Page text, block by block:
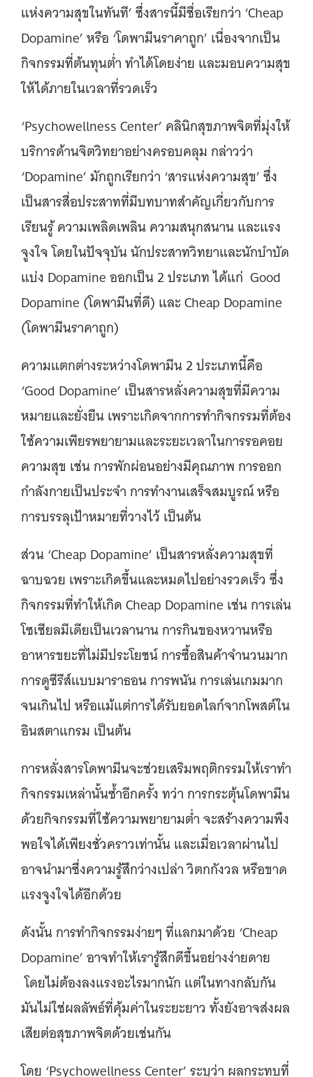
แห่งความสุขในทันที’ ซึ่งสารนี้มีชื่อเรียกว่า ‘Cheap
Dopamine’ หรือ ‘โดพามีนราคาถูก’ เนื่องจากเป็น
กิจกรรมที่ต้นทุนต่ำ ทำได้โดยง่าย และมอบความสุข
ให้ได้ภายในเวลาที่รวดเร็ว
‘Psychowellness Center’ คลินิกสุขภาพจิตที่มุ่งให้
บริการด้านจิตวิทยาอย่างครอบคลุม กล่าวว่า
‘Dopamine’ มักถูกเรียกว่า ‘สารแห่งความสุข’ ซึ่ง
เป็นสารสื่อประสาทที่มีบทบาทสำคัญเกี่ยวกับการ
เรียนรู้ ความเพลิดเพลิน ความสนุกสนาน และแรง
จูงใจ โดยในปัจจุบัน นักประสาทวิทยาและนักบำบัด
แบ่ง Dopamine ออกเป็น 2 ประเภท ได้แก่ Good
Dopamine (โดพามีนที่ดี) และ Cheap Dopamine
(โดพามีนราคาถูก)
ความแตกต่างระหว่างโดพามีน 2 ประเภทนี้คือ
‘Good Dopamine’ เป็นสารหลั่งความสุขที่มีความ
หมายและยั่งยืน เพราะเกิดจากการทำกิจกรรมที่ต้อง
ใช้ความเพียรพยายามและระยะเวลาในการรอคอย
ความสุข เช่น การพักผ่อนอย่างมีคุณภาพ การออก
กำลังกายเป็นประจำ การทำงานเสร็จสมบูรณ์ หรือ
การบรรลุเป้าหมายที่วางไว้ เป็นต้น
ส่วน ‘Cheap Dopamine’ เป็นสารหลั่งความสุขที่
ฉาบฉวย เพราะเกิดขึ้นและหมดไปอย่างรวดเร็ว ซึ่ง
กิจกรรมที่ทำให้เกิด Cheap Dopamine เช่น การเล่น
โซเชียลมีเดียเป็นเวลานาน การกินของหวานหรือ
อาหารขยะที่ไม่มีประโยชน์ การซื้อสินค้าจำนวนมาก
การดูซีรีส์แบบมาราธอน การพนัน การเล่นเกมมาก
จนเกินไป หรือแม้แต่การได้รับยอดไลก์จากโพสต์ใน
อินสตาแกรม เป็นต้น
การหลั่งสารโดพามีนจะช่วยเสริมพฤติกรรมให้เราทำ
กิจกรรมเหล่านั้นซ้ำอีกครั้ง ทว่า การกระตุ้นโดพามีน
ด้วยกิจกรรมที่ใช้ความพยายามต่ำ จะสร้างความพึง
พอใจได้เพียงชั่วคราวเท่านั้น และเมื่อเวลาผ่านไป
อาจนำมาซึ่งความรู้สึกว่างเปล่า วิตกกังวล หรือขาด
แรงจูงใจได้อีกด้วย
ดังนั้น การทำกิจกรรมง่ายๆ ที่แลกมาด้วย ‘Cheap
Dopamine’ อาจทำให้เรารู้สึกดีขึ้นอย่างง่ายดาย
โดยไม่ต้องลงแรงอะไรมากนัก แต่ในทางกลับกัน
มันไม่ใช่ผลลัพธ์ที่คุ้มค่าในระยะยาว ทั้งยังอาจส่งผล
เสียต่อสุขภาพจิตด้วยเช่นกัน
โดย ‘Psychowellness Center’ ระบุว่า ผลกระทบที่